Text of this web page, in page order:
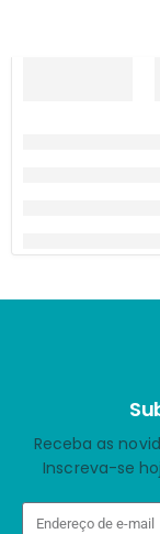
Receba as
Inscreva-se